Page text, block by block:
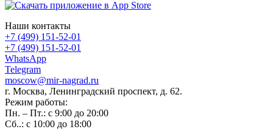
Наши контакты
+7 (499) 151-52-01
+7 (499) 151-52-01
WhatsApp
Telegram
moscow@mir-nagrad.ru
г. Москва, Ленинградский проспект, д. 62.
Режим работы:
Пн. – Пт.: с 9:00 до 20:00
Сб..: с 10:00 до 18:00